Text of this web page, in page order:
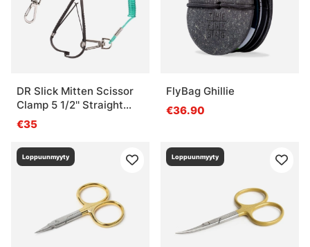
DR Slick Mitten Scissor
Clamp 5 1/2'' Straight
Black
€35
FlyBag Ghillie
€36.90
Loppuunmyyty Loppuunmyyty